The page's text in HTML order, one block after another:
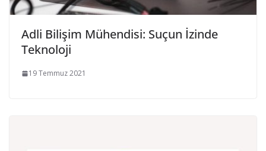
Adli Bilişim Mühendisi: Suçun İzinde
Teknoloji
19 Temmuz 2021